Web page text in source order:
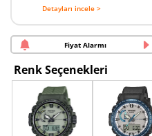
Detayları incele >
Fiyat Alarmı
Renk Seçenekleri